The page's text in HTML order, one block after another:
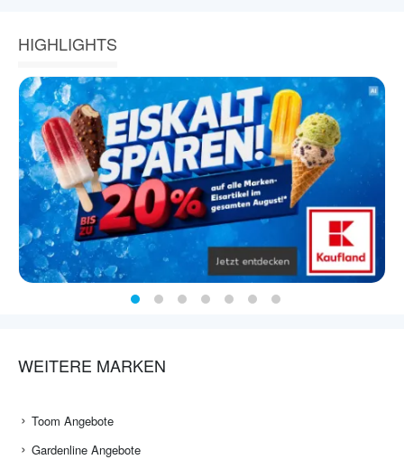
HIGHLIGHTS
WEITERE MARKEN
Toom Angebote
Gardenline Angebote